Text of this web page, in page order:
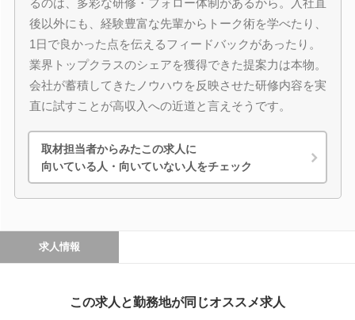
るのは、多彩な研修・フォロー体制があるから。入社直
後以外にも、経験豊富な先輩からトーク術を学べたり、
1日で良かった点を伝えるフィードバックがあったり。
業界トップクラスのシェアを獲得できた提案力は本物。
会社が蓄積してきたノウハウを反映させた研修内容を実
直に試すことが高収入への近道と言えそうです。
取材担当者からみたこの求人に
向いている人・向いていない人をチェック
求人情報
この求人と勤務地が同じオススメ求人